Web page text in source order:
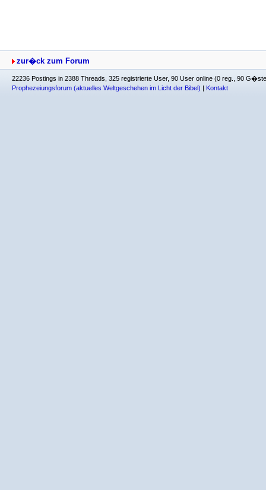
zur�ck zum Forum
22236 Postings in 2388 Threads, 325 registrierte User, 90 User online (0 reg., 90
Prophezeiungsforum (aktuelles Weltgeschehen im Licht der Bibel) | Kontakt